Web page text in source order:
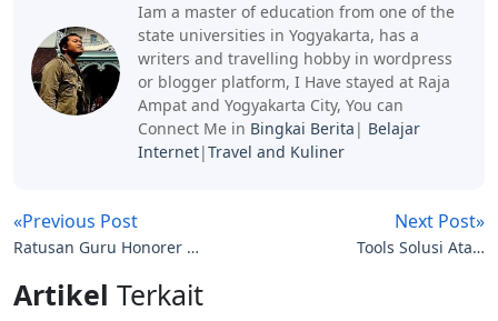
Iam a master of education from one of the
state universities in Yogyakarta, has a
writers and travelling hobby in wordpress
or blogger platform, I Have stayed at Raja
Ampat and Yogyakarta City, You can
Connect Me in Bingkai Berita | Belajar
Internet|Travel and Kuliner
«Previous Post
Ratusan Guru Honorer di
Kata Disdik?
Next Post»
Tools Solusi Atasi
Artikel Terkait